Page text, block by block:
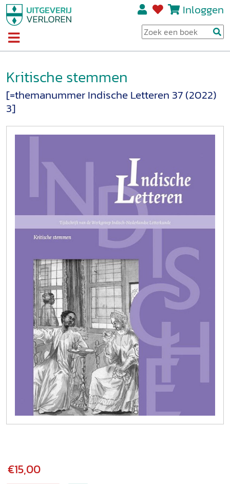
Inloggen
Kritische stemmen
[=themanummer Indische Letteren 37 (2022)
3]
€15,00